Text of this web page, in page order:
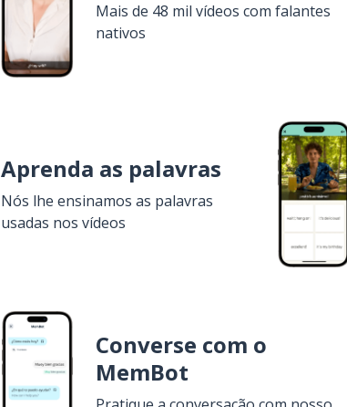
Mais de 48 mil vídeos com falantes
nativos
Aprenda as palavras
Nós lhe ensinamos as palavras
usadas nos vídeos
Converse com o
MemBot